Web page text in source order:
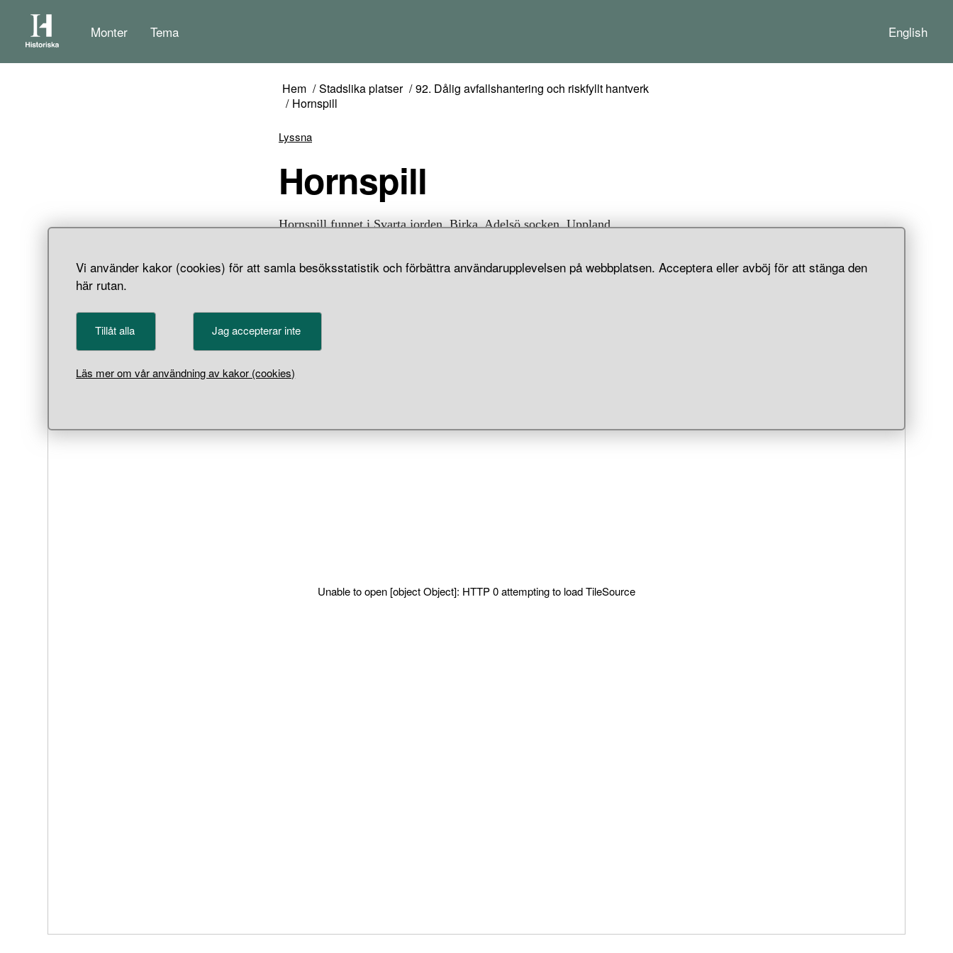
Vi använder kakor (cookies) för att samla besöksstatistik och förbättra användarupplevelsen på webbplatsen. Acceptera eller avböj för att stänga den
här rutan.
Tillåt alla Jag accepterar inte
Läs mer om vår användning av kakor (cookies)
Monter Tema English
Hem Stadslika platser
92. Dålig avfallshantering och riskfyllt hantverk
Hornspill
Lyssna
Hornspill
Hornspill funnet i Svarta jorden, Birka, Adelsö socken, Uppland.
Unable to open [object Object]: HTTP 0 attempting to load TileSource